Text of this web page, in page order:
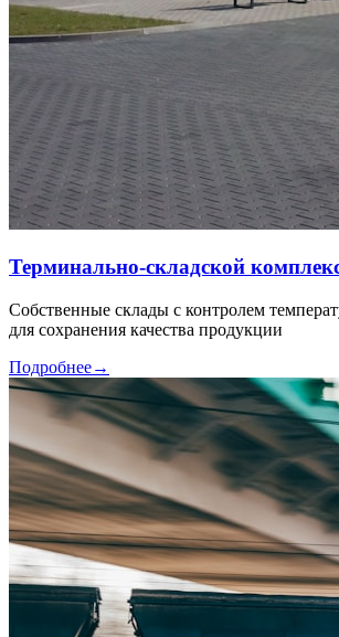
Терминально-складской
Собственные склады с контролем
для сохранения качества продукции
Подробнее→